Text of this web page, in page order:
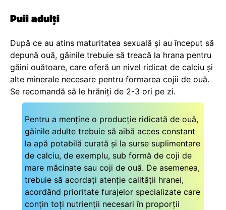
Puii adulți
După ce au atins maturitatea sexuală și au început să
depună ouă, găinile trebuie să treacă la hrana pentru
găini ouătoare, care oferă un nivel ridicat de calciu și
alte minerale necesare pentru formarea cojii de ouă.
Se recomandă să le hrăniți de 2-3 ori pe zi.
Pentru a menține o producție ridicată de ouă,
găinile adulte trebuie să aibă acces constant
la apă potabilă curată și la surse suplimentare
de calciu, de exemplu, sub formă de coji de
mare măcinate sau coji de ouă. De asemenea,
trebuie să acordați atenție calității hranei,
acordând prioritate furajelor specializate care
conțin toți nutrienții necesari în proporții